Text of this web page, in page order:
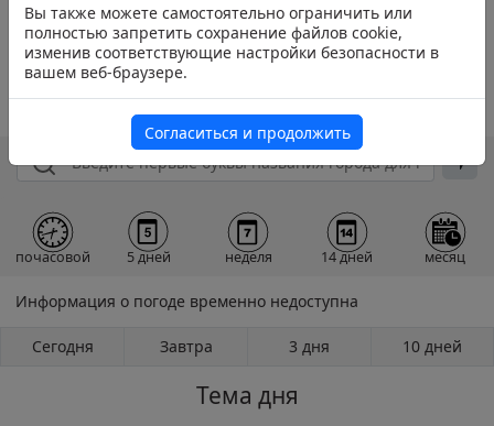
почасовой 5 дней неделя 14 дней месяц
Информация о погоде временно недоступна
Сегодня Завтра 3 дня 10 дней
Тема дня
Вы также можете самостоятельно ограничить или
полностью запретить сохранение файлов cookie,
изменив соответствующие настройки безопасности в
вашем веб-браузере.
Согласиться и продолжить